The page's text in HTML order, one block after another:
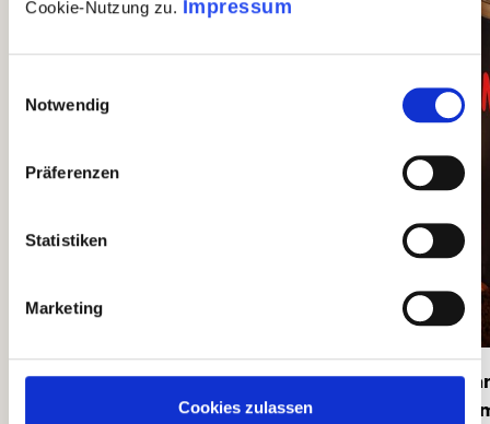
Cookie-Nutzung zu. Impressum
Notwendig
Präferenzen
Statistiken
Marketing
Cookies zulassen
Ricciarelli di Siena - groß